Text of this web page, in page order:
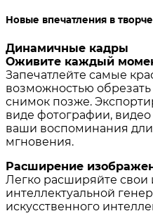
Новые впечатления в
Динамичные кадры
Оживите каждый
Запечатлейте самые
возможностью
снимок позже.
виде фотографии,
ваши воспоминания
мгновения.
Расширение
Легко расширяйте
интеллектуальной
искусственного